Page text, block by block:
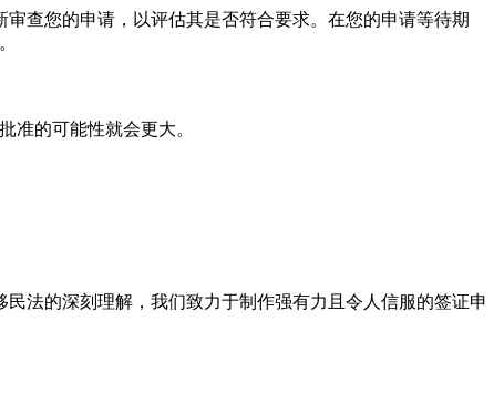
查您的申请，以评估其是否符合要求。在您的申请等待期
准的可能性就会更大。
法的深刻理解，我们致力于制作强有力且令人信服的签证申